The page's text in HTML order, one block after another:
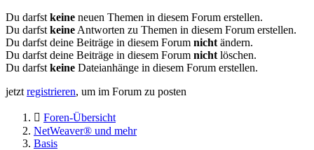
Du darfst keine neuen Themen in diesem Forum erstellen.
Du darfst keine Antworten zu Themen in diesem Forum erstellen.
Du darfst deine Beiträge in diesem Forum nicht ändern.
Du darfst deine Beiträge in diesem Forum nicht löschen.
Du darfst keine Dateianhänge in diesem Forum erstellen.
jetzt registrieren, um im Forum zu posten
Foren-Übersicht
NetWeaver® und mehr
Basis